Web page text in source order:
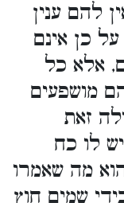
להם ענין
כן אינם
אלא כל
מושפעים
זאת
לו כח
מה שאמרו
שמים חוץ